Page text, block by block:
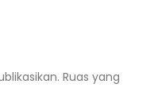
Ruas yang